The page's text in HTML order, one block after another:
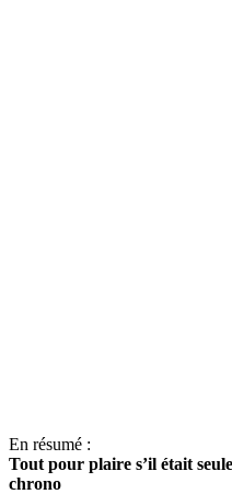
En résumé :
Tout pour plaire s’il était
chrono